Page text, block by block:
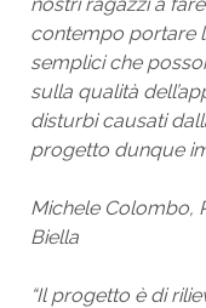
contempo portare
semplici che
sulla qualità
disturbi causati
progetto dunque
Michele Colombo,
Biella
“Il progetto è di